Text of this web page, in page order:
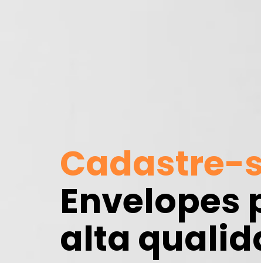
Cadastre-
Envelopes
alta